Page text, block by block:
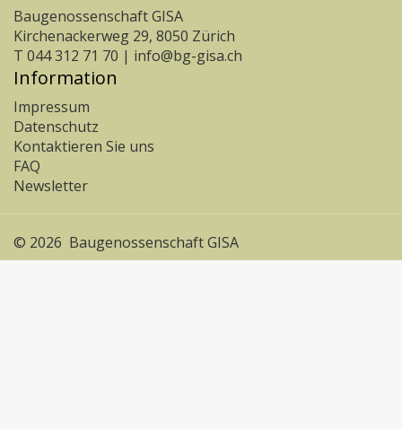
Baugenossenschaft GISA
Kirchenackerweg 29, 8050 Zürich
T 044 312 71 70 | info@bg-gisa.ch
Information
Impressum
Datenschutz
Kontaktieren Sie uns
FAQ
Newsletter
© 2026 Baugenossenschaft GISA